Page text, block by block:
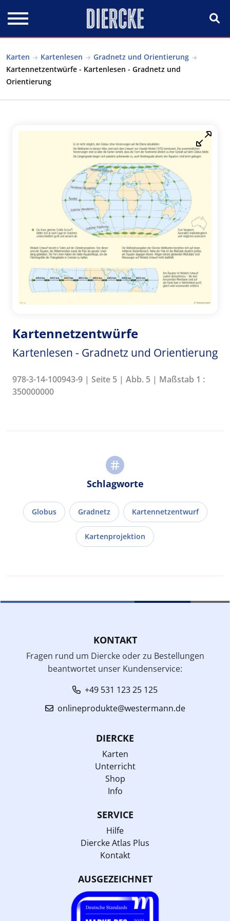
Karten Kartenlesen
Gradnetz und Orientierung
Kartennetzentwürfe - Kartenlesen - Gradnetz und
Orientierung
Kartennetzentwürfe
Kartenlesen - Gradnetz und Orientierung
978-3-14-100943-9 | Seite 5 | Abb. 5 | Maßstab 1 :
350000000
Schlagworte
Globus Gradnetz Kartennetzentwurf
Kartenprojektion
KONTAKT
Fragen rund um Diercke oder zu Bestellungen
beantwortet unser Kundenservice:
+49 531 123 25 125
onlineprodukte@westermann.de
DIERCKE
Karten
Unterricht
Shop
Info
SERVICE
Hilfe
Diercke Atlas Plus
Kontakt
AUSGEZEICHNET